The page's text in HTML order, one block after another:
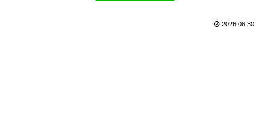
2026.06.30